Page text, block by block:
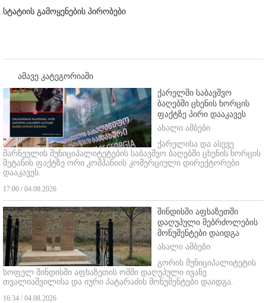
სტატიის გამოყენების პირობები
ამავე კატეგორიაში
ქარელში საბავშვო
ბაღებში ცხენის ხორცის
ფაქტზე პირი დააკავეს
ახალი ამბები
ქარელისა და ასევე
მარნეულის მუნიციპალიტეტების საბავშვო ბაღებში ცხენის ხორცის
შეტანის ფაქტზე ორი კომპანიის კომერციული დირექტორები
დააკავეს.
17:00 / 04.08.2026
შინდისში აფხაზეთში
დაღუპული მებრძოლების
მონუმენტები დაიდგა
ახალი ამბები
გორის მუნიციპალიტეტის
სოფელ შინდისში აფხაზეთის ომში დაღუპული ივანე
თვალიაშვილისა და იური პატარაძის მონუმენტები დაიდგა.
16:34 / 04.08.2026